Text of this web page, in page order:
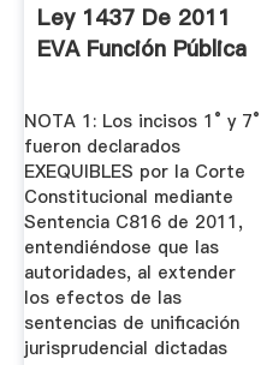
Ley 1437 De 2011
EVA Función Pública
NOTA 1: Los incisos 1° y 7°
fueron declarados
EXEQUIBLES por la Corte
Constitucional mediante
Sentencia C816 de 2011,
entendiéndose que las
autoridades, al extender
los efectos de las
sentencias de unificación
jurisprudencial dictadas